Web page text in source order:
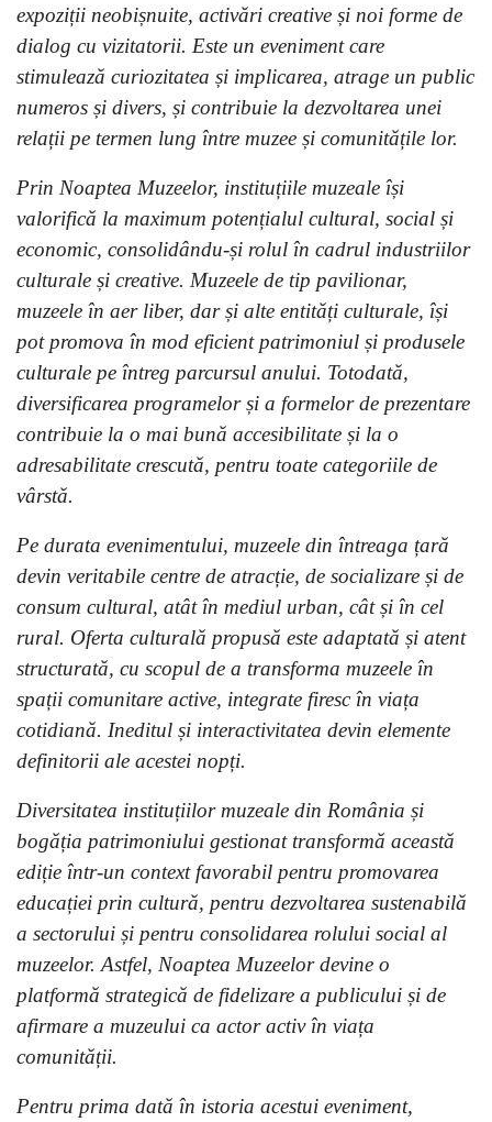
expoziții neobișnuite, activări creative și noi forme de
dialog cu vizitatorii. Este un eveniment care
stimulează curiozitatea și implicarea, atrage un public
numeros și divers, și contribuie la dezvoltarea unei
relații pe termen lung între muzee și comunitățile lor.
Prin Noaptea Muzeelor, instituțiile muzeale își
valorifică la maximum potențialul cultural, social și
economic, consolidându-și rolul în cadrul industriilor
culturale și creative. Muzeele de tip pavilionar,
muzeele în aer liber, dar și alte entități culturale, își
pot promova în mod eficient patrimoniul și produsele
culturale pe întreg parcursul anului. Totodată,
diversificarea programelor și a formelor de prezentare
contribuie la o mai bună accesibilitate și la o
adresabilitate crescută, pentru toate categoriile de
vârstă.
Pe durata evenimentului, muzeele din întreaga țară
devin veritabile centre de atracție, de socializare și de
consum cultural, atât în mediul urban, cât și în cel
rural. Oferta culturală propusă este adaptată și atent
structurată, cu scopul de a transforma muzeele în
spații comunitare active, integrate firesc în viața
cotidiană. Ineditul și interactivitatea devin elemente
definitorii ale acestei nopți.
Diversitatea instituțiilor muzeale din România și
bogăția patrimoniului gestionat transformă această
ediție într-un context favorabil pentru promovarea
educației prin cultură, pentru dezvoltarea sustenabilă
a sectorului și pentru consolidarea rolului social al
muzeelor. Astfel, Noaptea Muzeelor devine o
platformă strategică de fidelizare a publicului și de
afirmare a muzeului ca actor activ în viața
comunității.
Pentru prima dată în istoria acestui eveniment,